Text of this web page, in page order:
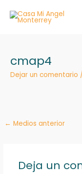
contenido
cmap4
Dejar un comentario
← Medios anterior
Deja un